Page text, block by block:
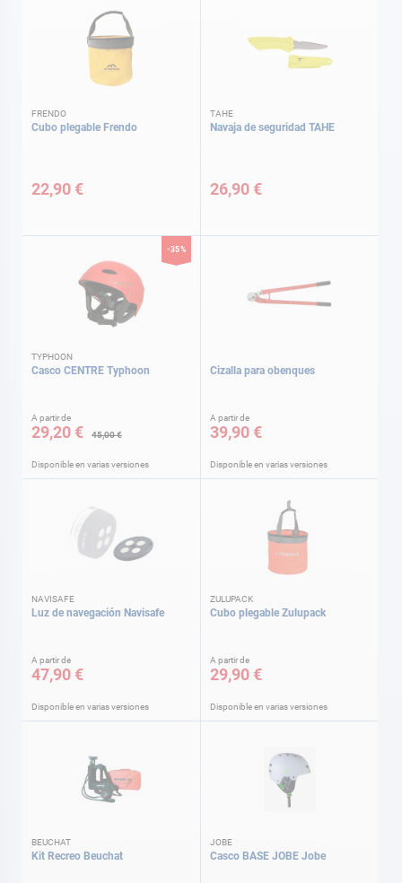
FRENDO
Cubo plegable Frendo
22,90 €
TAHE
Navaja de seguridad TAHE
26,90 €
-35%
TYPHOON
Casco CENTRE Typhoon
A partir de
29,20 € 45,00 €
Disponible en varias versiones
Cizalla para obenques
A partir de
39,90 €
Disponible en varias versiones
NAVISAFE
Luz de navegación Navisafe
A partir de
47,90 €
Disponible en varias versiones
ZULUPACK
Cubo plegable Zulupack
A partir de
29,90 €
Disponible en varias versiones
BEUCHAT
Kit Recreo Beuchat
JOBE
Casco BASE JOBE Jobe